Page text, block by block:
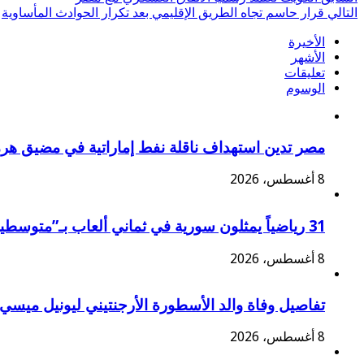
التالي قرار حاسم تجاه الطريق الإقليمي بعد تكرار الحوادث المأساوية
الأخيرة
الأشهر
تعليقات
الوسوم
مصر تدين استهداف ناقلة نفط إماراتية في مضيق
8 أغسطس، 2026
31 رياضياً يمثلون سورية في ثماني ألعاب بـ”متوسطية تارانتو 2026″
8 أغسطس، 2026
تفاصيل وفاة والد الأسطورة الأرجنتيني ليونيل ميسي
8 أغسطس، 2026